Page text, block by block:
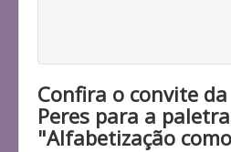
Confira o convite
Peres para a paletra
"Alfabetização